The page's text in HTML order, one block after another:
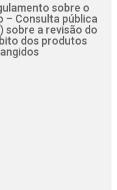
sobre o
– Consulta pública
sobre a revisão do
dos produtos